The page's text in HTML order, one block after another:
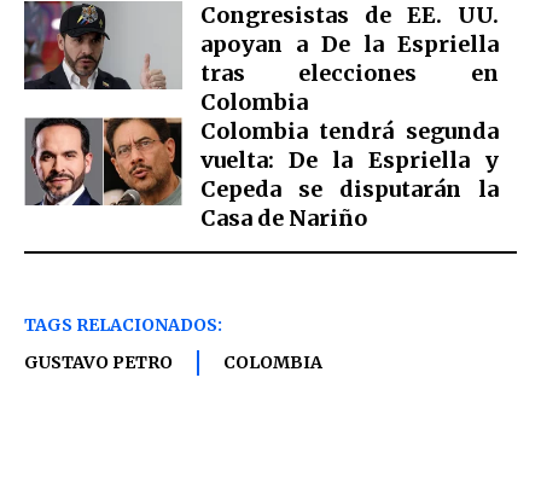
Congresistas de EE. UU.
apoyan a De la Espriella
tras elecciones en
Colombia
Colombia tendrá segunda
vuelta: De la Espriella y
Cepeda se disputarán la
Casa de Nariño
TAGS RELACIONADOS:
GUSTAVO PETRO
COLOMBIA